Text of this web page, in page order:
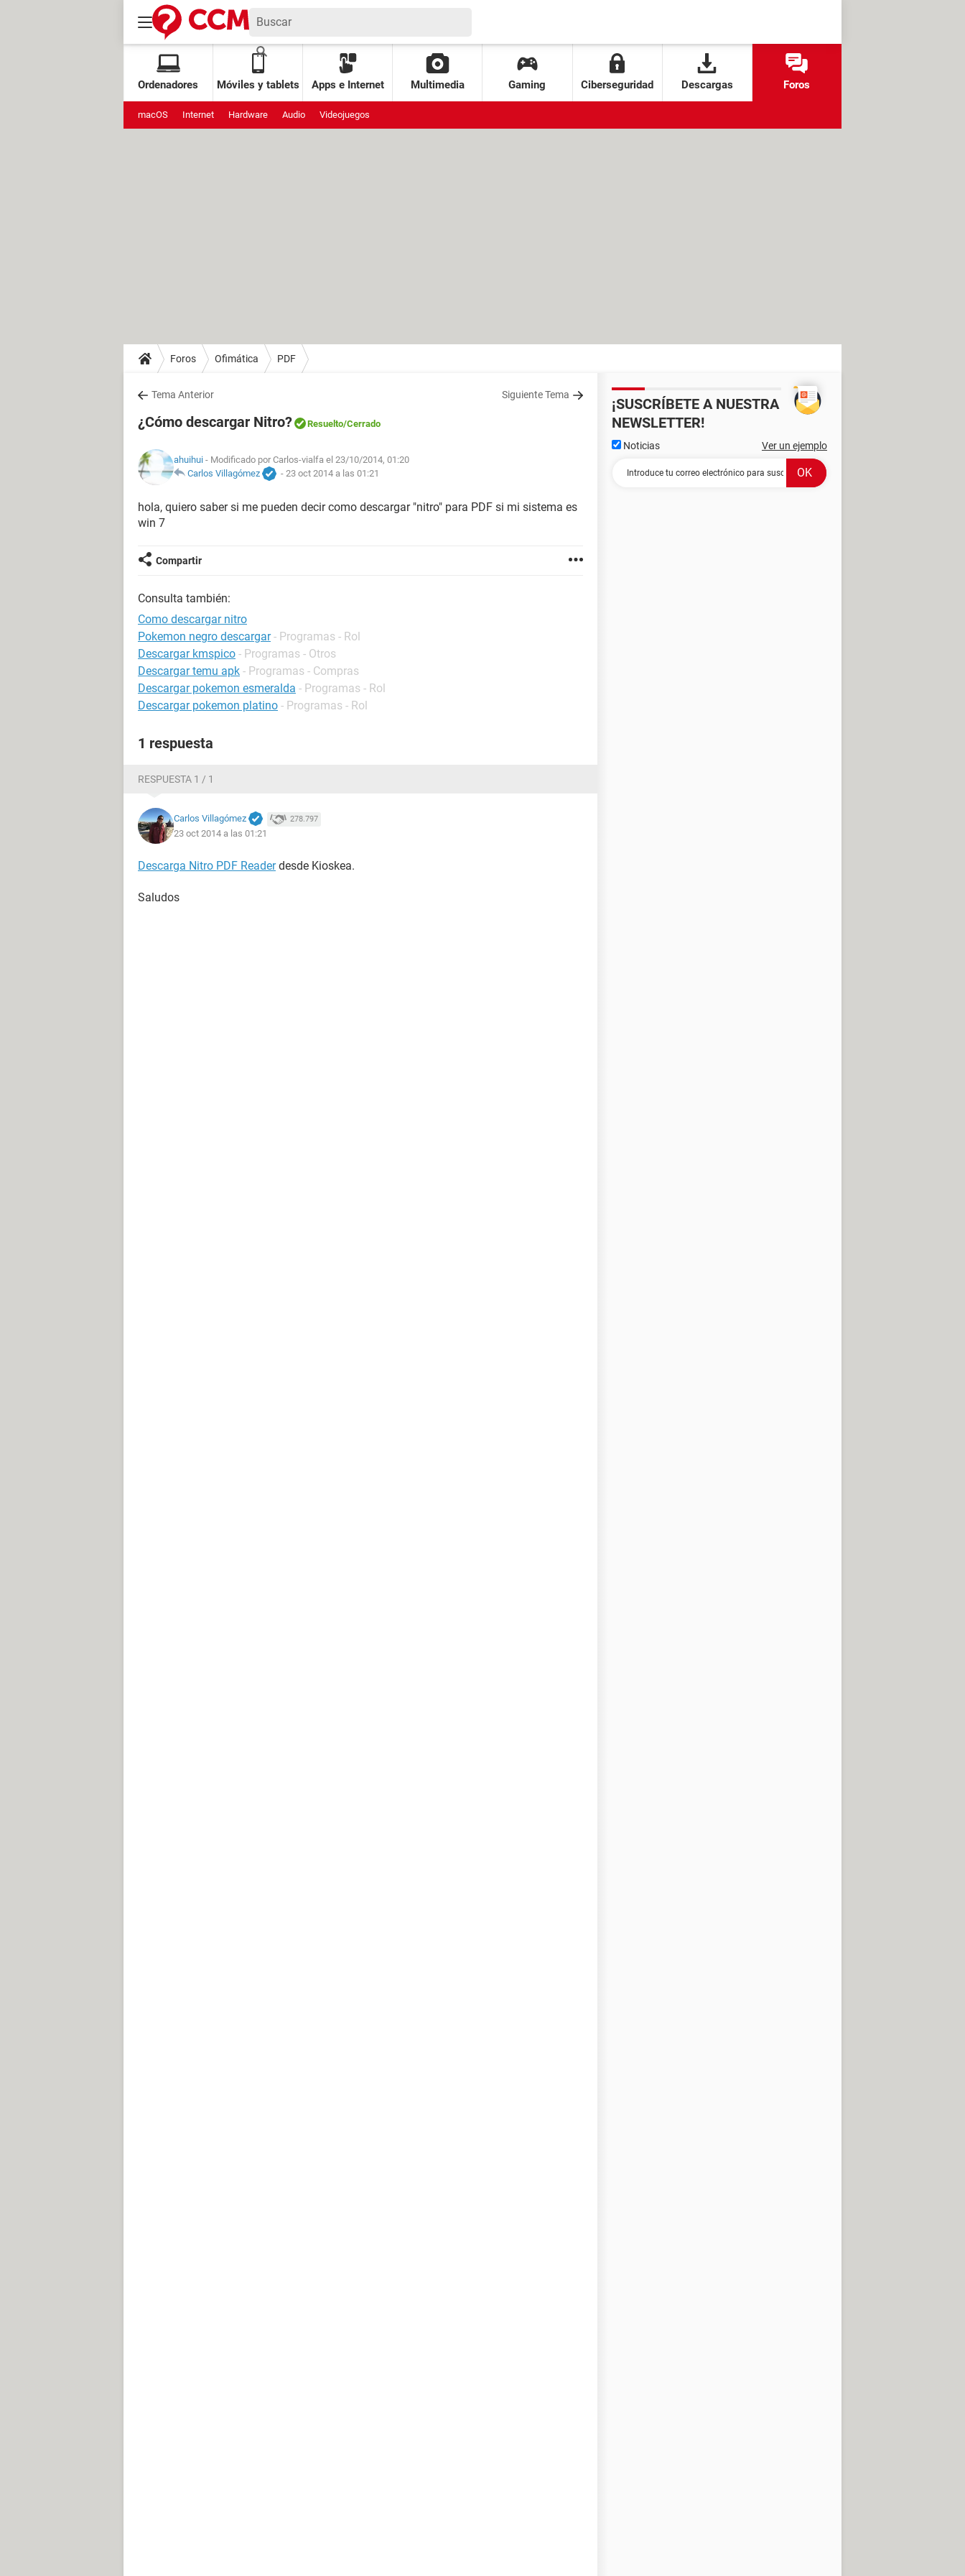
Ordenadores Móviles y tablets Apps e Internet Multimedia Gaming Ciberseguridad Descargas Foros
macOS Internet Hardware Audio Videojuegos
Foros Ofimática PDF
Tema Anterior Siguiente Tema
¿Cómo descargar Nitro? Resuelto/Cerrado
ahuihui - Modificado por Carlos-vialfa el 23/10/2014, 01:20
Carlos Villagómez
- 23 oct 2014 a las 01:21
hola, quiero saber si me pueden decir como descargar "nitro" para PDF si mi sistema es
win 7
Compartir
Consulta también:
Como descargar nitro
Pokemon negro descargar - Programas - Rol
Descargar kmspico - Programas - Otros
Descargar temu apk - Programas - Compras
Descargar pokemon esmeralda - Programas - Rol
Descargar pokemon platino - Programas - Rol
1 respuesta
RESPUESTA 1 / 1
Carlos Villagómez 278.797
23 oct 2014 a las 01:21
Descarga Nitro PDF Readerdesde Kioskea.
Saludos
¡SUSCRÍBETE A NUESTRA
NEWSLETTER!
Noticias Ver un ejemplo